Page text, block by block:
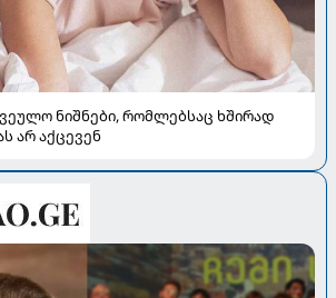
ნიშნები, რომლებსაც ხშირად
არ აქცევენ